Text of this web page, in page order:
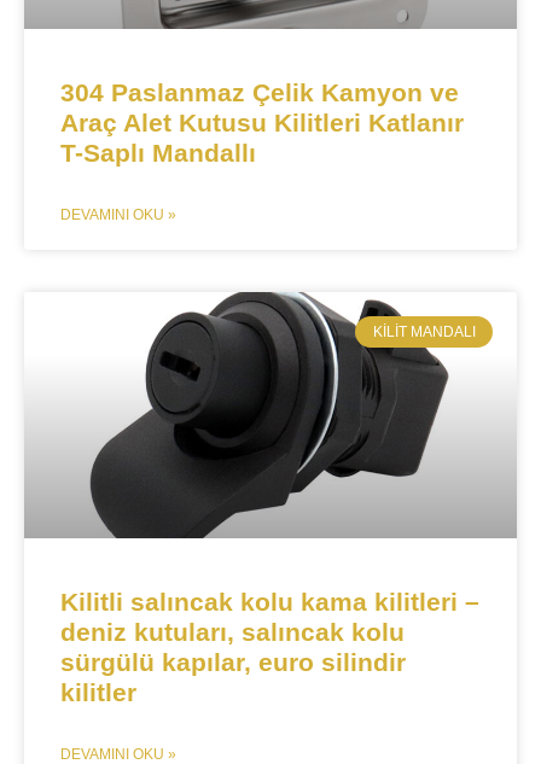
304 Paslanmaz Çelik Kamyon ve
Araç Alet Kutusu Kilitleri Katlanır
T-Saplı Mandallı
DEVAMINI OKU »
KILIT MANDALI​
Kilitli salıncak kolu kama kilitleri –
deniz kutuları, salıncak kolu
sürgülü kapılar, euro silindir
kilitler
DEVAMINI OKU »